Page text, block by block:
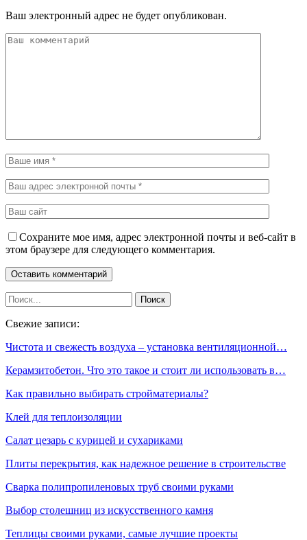
Ваш электронный адрес не будет опубликован.
Сохраните мое имя, адрес электронной почты и веб-сайт в
этом браузере для следующего комментария.
Свежие записи:
Чистота и свежесть воздуха – установка вентиляционной…
Керамзитобетон. Что это такое и стоит ли использовать в…
Как правильно выбирать стройматериалы?
Клей для теплоизоляции
Салат цезарь с курицей и сухариками
Плиты перекрытия, как надежное решение в строительстве
Сварка полипропиленовых труб своими руками
Выбор столешниц из искусственного камня
Теплицы своими руками, самые лучшие проекты